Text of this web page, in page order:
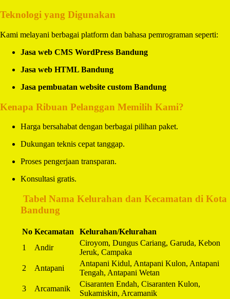
Teknologi yang Digunakan
Kami melayani berbagai platform dan bahasa pemrograman seperti:
Jasa web CMS WordPress Bandung
Jasa web HTML Bandung
Jasa pembuatan website custom Bandung
Kenapa Ribuan Pelanggan Memilih Kami?
Harga bersahabat dengan berbagai pilihan paket.
Dukungan teknis cepat tanggap.
Proses pengerjaan transparan.
Konsultasi gratis.
Tabel Nama Kelurahan dan Kecamatan di Kota
Bandung
No Kecamatan
Kelurahan/Kelurahan
1
Andir
Ciroyom, Dungus Cariang, Garuda, Kebon
Jeruk, Campaka
2
Antapani
Antapani Kidul, Antapani Kulon, Antapani
Tengah, Antapani Wetan
3
Arcamanik
Cisaranten Endah, Cisaranten Kulon,
Sukamiskin, Arcamanik